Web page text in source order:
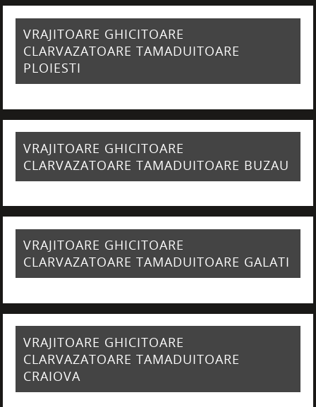
VRAJITOARE GHICITOARE
CLARVAZATOARE TAMADUITOARE
PLOIESTI
VRAJITOARE GHICITOARE
CLARVAZATOARE TAMADUITOARE BUZAU
VRAJITOARE GHICITOARE
CLARVAZATOARE TAMADUITOARE GALATI
VRAJITOARE GHICITOARE
CLARVAZATOARE TAMADUITOARE
CRAIOVA